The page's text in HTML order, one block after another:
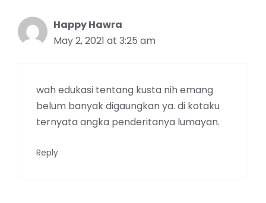
Happy Hawra
May 2, 2021 at 3:25 am
wah edukasi tentang kusta nih emang
belum banyak digaungkan ya. di kotaku
ternyata angka penderitanya lumayan.
Reply